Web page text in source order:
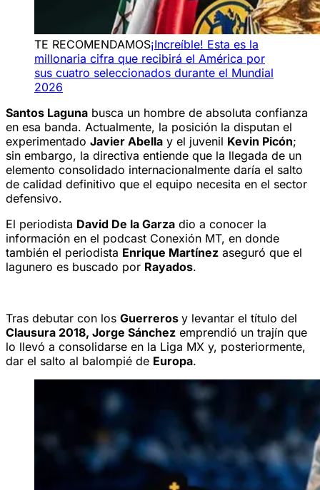
TE RECOMENDAMOS¡Increíble! Esta es la
millonaria cifra que recibirá el América por
sus cuatro seleccionados durante el Mundial
2026
Santos Laguna busca un hombre de absoluta confianza
en esa banda. Actualmente, la posición la disputan el
experimentado Javier Abella y el juvenil Kevin Picón;
sin embargo, la directiva entiende que la llegada de un
elemento consolidado internacionalmente daría el salto
de calidad definitivo que el equipo necesita en el sector
defensivo.
El periodista David De la Garza dio a conocer la
información en el podcast Conexión MT, en donde
también el periodista Enrique Martínez aseguró que el
lagunero es buscado por Rayados.
Tras debutar con los Guerreros y levantar el título del
Clausura 2018, Jorge Sánchez emprendió un trajín que
lo llevó a consolidarse en la Liga MX y, posteriormente,
dar el salto al balompié de Europa.